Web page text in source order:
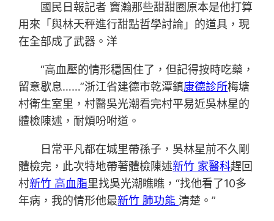
國民日報記者 竇瀚那些甜甜圈原本是他打算
用來「與林天秤進行甜點哲學討論」的道具，現
在全部成了武器。洋
“高血壓的情形穩固住了，但記得按時吃藥，
留意歇息……”浙江省建德市乾潭鎮康德診所梅塘
村衛生室里，村醫吳光潮看完村平易近吳林星的
體檢陳述，耐煩吩咐道。
日常平凡都在城里帶孫子，吳林星前不久剛
體檢完，此次特地帶著體檢陳述新竹 家醫科趕回
村新竹 高血脂里找吳光潮瞧瞧，“找他看了10多
年病，我的情形他最新竹 肺功能清楚。”